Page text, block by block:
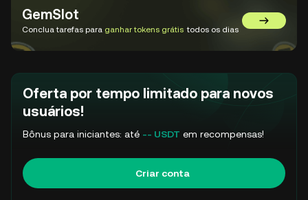
GemSlot
Conclua tarefas para ganhar tokens grátis todos os dias Acessar o
Oferta por tempo limitado para novos
usuários!
Bônus para iniciantes: até -- USDT em recompensas!
Criar conta